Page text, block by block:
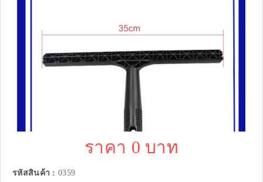
ราคา 0 บาท
รหัสสินค้า : 0359